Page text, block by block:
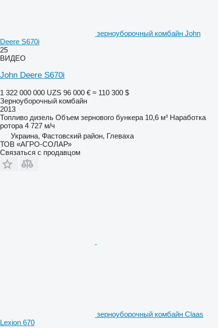
зерноуборочный комбайн John
Deere S670i
25
ВИДЕО
John Deere S670i
1 322 000 000 UZS 96 000 € ≈ 110 300 $
Зерноуборочный комбайн
2013
Топливо дизель Объем зернового бункера 10,6 м³ Наработка
ротора 4 727 м/ч
Украина, Фастовский район, Глеваха
ТОВ «АГРО-СОЛАР»
Связаться с продавцом
зерноуборочный комбайн Claas
Lexion 670